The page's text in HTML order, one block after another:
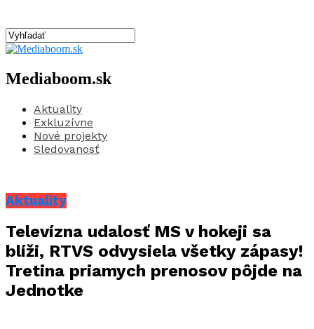
Mediaboom.sk
Aktuality
Exkluzívne
Nové projekty
Sledovanosť
Aktuality
Televízna udalosť MS v hokeji sa
blíži, RTVS odvysiela všetky zápasy!
Tretina priamych prenosov pôjde na
Jednotke